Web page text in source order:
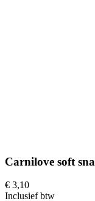
Carnilove soft
€ 3,10
Inclusief btw